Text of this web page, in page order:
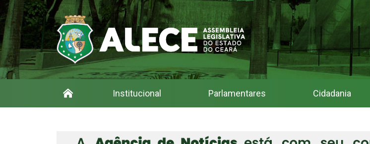
Institucional Parlamentares Cidadania